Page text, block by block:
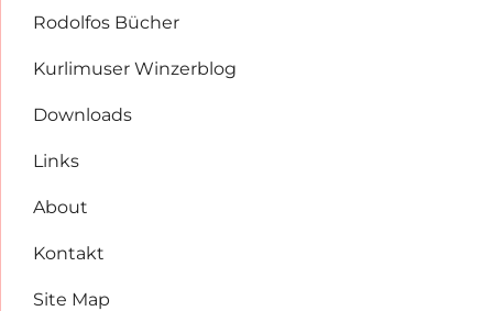
Rodolfos Bücher
Kurlimuser Winzerblog
Downloads
Links
About
Kontakt
Site Map